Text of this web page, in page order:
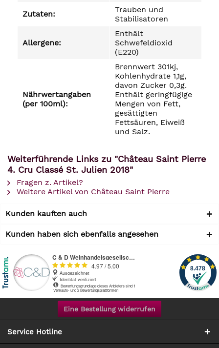
Zutaten:
Trauben und
Stabilisatoren
Allergene:
Enthält
Schwefeldioxid
(E220)
Nährwertangaben
(per 100ml):
Brennwert 301kj,
Kohlenhydrate 1,1g,
davon Zucker 0,3g.
Enthält geringfügige
Mengen von Fett,
gesättigten
Fettsäuren, Eiweiß
und Salz.
Weiterführende Links zu "Château Saint Pierre
4. Cru Classé St. Julien 2018"
Fragen z. Artikel?
Weitere Artikel von Château Saint Pierre
Kunden kauften auch
Kunden haben sich ebenfalls angesehen
Eine Bestellung widerrufen
Service Hotline